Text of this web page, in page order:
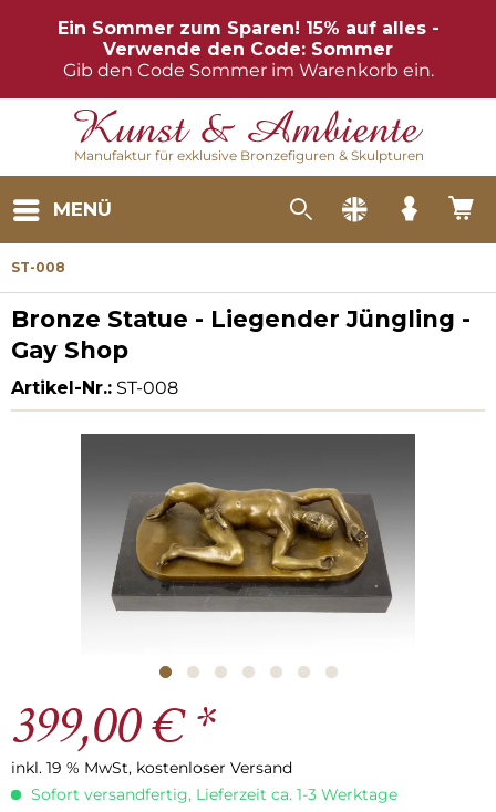
Ein Sommer zum Sparen! 15% auf alles -
Verwende den Code: Sommer
Gib den Code Sommer im Warenkorb ein.
Manufaktur für exklusive Bronzefiguren & Skulpturen
MENÜ
ST-008
Bronze Statue - Liegender Jüngling -
Gay Shop
Artikel-Nr.: ST-008
399,00 € *
inkl. 19 % MwSt, kostenloser Versand
Sofort versandfertig, Lieferzeit ca. 1-3 Werktage